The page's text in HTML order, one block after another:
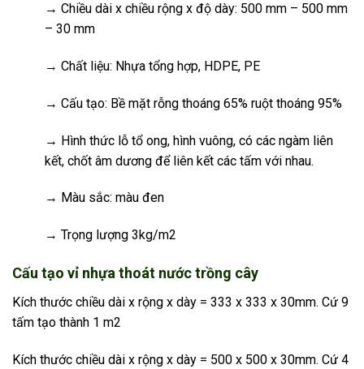
→ Chiều dài x chiều rộng x độ dày: 500 mm – 500 mm
– 30 mm
→ Chất liệu: Nhựa tổng hợp, HDPE, PE
→ Cấu tạo: Bề mặt rỗng thoáng 65% ruột thoáng 95%
→ Hình thức lỗ tổ ong, hình vuông, có các ngàm liên
kết, chốt âm dương để liên kết các tấm với nhau.
→ Màu sắc: màu đen
→ Trọng lượng 3kg/m2
Cấu tạo vỉ nhựa thoát nước trồng cây
Kích thước chiều dài x rộng x dày = 333 x 333 x 30mm. Cứ 9
tấm tạo thành 1 m2
Kích thước chiều dài x rộng x dày = 500 x 500 x 30mm. Cứ 4